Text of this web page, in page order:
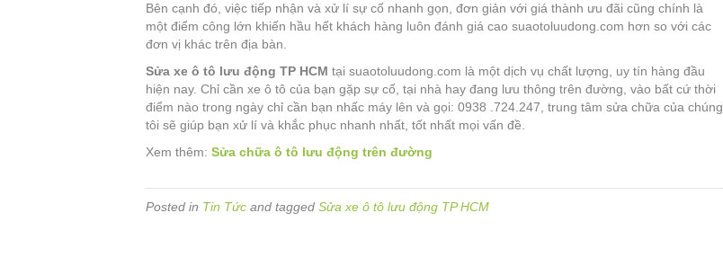
Bên cạnh đó, việc tiếp nhận và xử lí sự cố nhanh gọn, đơn giản với giá thành ưu đãi cũng chính là
một điểm công lớn khiến hầu hết khách hàng luôn đánh giá cao suaotoluudong.com hơn so với các
đơn vị khác trên địa bàn.
Sửa xe ô tô lưu động TP HCM tại suaotoluudong.com là một dịch vụ chất lượng, uy tín hàng đầu
hiện nay. Chỉ cần xe ô tô của bạn gặp sự cố, tại nhà hay đang lưu thông trên đường, vào bất cứ thời
điểm nào trong ngày chỉ cần bạn nhấc máy lên và gọi: 0938 .724.247, trung tâm sửa chữa của chúng
tôi sẽ giúp bạn xử lí và khắc phục nhanh nhất, tốt nhất mọi vấn đề.
Xem thêm: Sửa chữa ô tô lưu động trên đường
Posted in Tin Tức and tagged Sửa xe ô tô lưu động TP HCM